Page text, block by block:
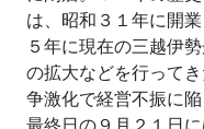
は、昭和３１年に開
５年に現在の三越伊
の拡大などを行って
争激化で経営不振に陥